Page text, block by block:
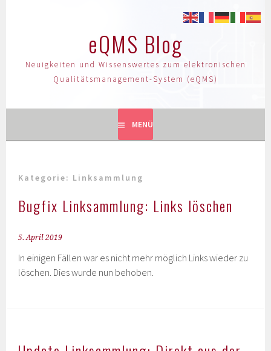
eQMS Blog
Neuigkeiten und Wissenswertes zum elektronischen
Qualitätsmanagement-System (eQMS)
MENÜ
Kategorie: Linksammlung
Bugfix Linksammlung: Links löschen
5. April 2019
In einigen Fällen war es nicht mehr möglich Links wieder zu
löschen. Dies wurde nun behoben.